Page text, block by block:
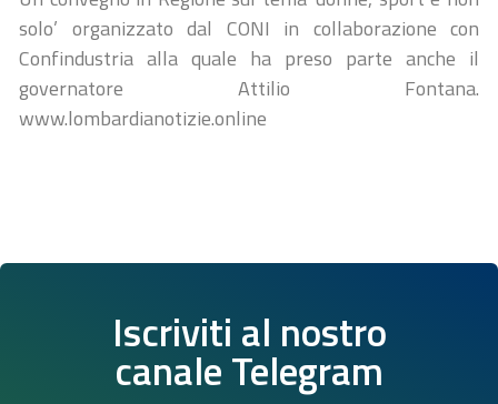
solo’ organizzato dal CONI in collaborazione con
Confindustria alla quale ha preso parte anche il
governatore Attilio Fontana.
www.lombardianotizie.online
Iscriviti al nostro
canale Telegram